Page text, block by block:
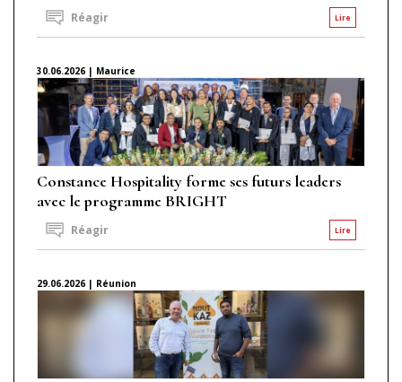
Lire
Réagir
30.06.2026 | Maurice
Constance Hospitality forme ses futurs leaders
avec le programme BRIGHT
Lire
Réagir
29.06.2026 | Réunion